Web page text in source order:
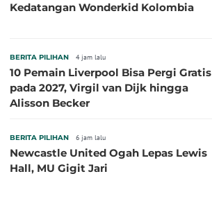
Kedatangan Wonderkid Kolombia
BERITA PILIHAN 4 jam lalu
10 Pemain Liverpool Bisa Pergi Gratis
pada 2027, Virgil van Dijk hingga
Alisson Becker
BERITA PILIHAN 6 jam lalu
Newcastle United Ogah Lepas Lewis
Hall, MU Gigit Jari